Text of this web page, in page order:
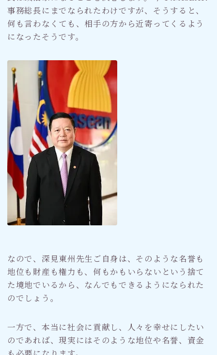
事務総長にまでなられたわけですが、そうすると、
何も言わなくても、相手の方から近寄ってくるよう
になったそうです。
なので、深見東州先生ご自身は、そのような名誉も
地位も財産も権力も、何もかもいらないという捨て
た境地でいるから、なんでもできるようになられた
のでしょう。
一方で、本当に社会に貢献し、人々を幸せにしたい
のであれば、現実にはそのような地位や名誉、資金